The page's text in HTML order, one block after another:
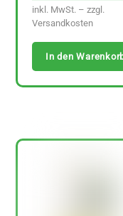
inkl. MwSt. – zzgl.
Versandkosten
In den